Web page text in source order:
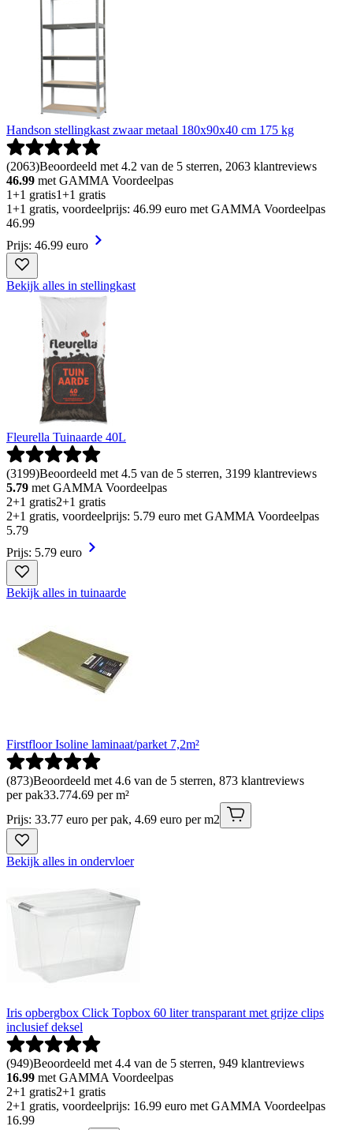
Handson stellingkast zwaar metaal 180x90x40 cm 175 kg
(2063)Beoordeeld met 4.2 van de 5 sterren, 2063 klantreviews
46.99 met GAMMA Voordeelpas
1+1 gratis1+1 gratis
1+1 gratis, voordeelprijs: 46.99 euro met GAMMA Voordeelpas
46.99
Prijs: 46.99 euro
Bekijk alles in stellingkast
Fleurella Tuinaarde 40L
(3199)Beoordeeld met 4.5 van de 5 sterren, 3199 klantreviews
5.79 met GAMMA Voordeelpas
2+1 gratis2+1 gratis
2+1 gratis, voordeelprijs: 5.79 euro met GAMMA Voordeelpas
5.79
Prijs: 5.79 euro
Bekijk alles in tuinaarde
Firstfloor Isoline laminaat/parket 7,2m²
(873)Beoordeeld met 4.6 van de 5 sterren, 873 klantreviews
per pak33.774.69 per m²
Prijs: 33.77 euro per pak, 4.69 euro per m2
Bekijk alles in ondervloer
Iris opbergbox Click Topbox 60 liter transparant met grijze clips
inclusief deksel
(949)Beoordeeld met 4.4 van de 5 sterren, 949 klantreviews
16.99 met GAMMA Voordeelpas
2+1 gratis2+1 gratis
2+1 gratis, voordeelprijs: 16.99 euro met GAMMA Voordeelpas
16.99